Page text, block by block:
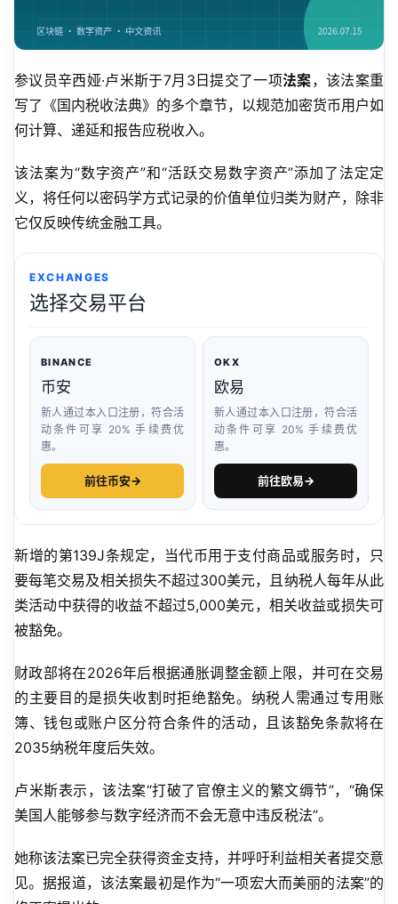
参议员辛西娅·卢米斯于7月3日提交了一项法案，该法案重
写了《国内税收法典》的多个章节，以规范加密货币用户如
何计算、递延和报告应税收入。
该法案为“数字资产”和“活跃交易数字资产”添加了法定定
义，将任何以密码学方式记录的价值单位归类为财产，除非
它仅反映传统金融工具。
EXCHANGES
选择交易平台
BINANCE
币安
新人通过本入口注册，符合活
动条件可享 20% 手续费优
惠。
前往币安→
OKX
欧易
新人通过本入口注册，符合活
动条件可享 20% 手续费优
惠。
前往欧易→
新增的第139J条规定，当代币用于支付商品或服务时，只
要每笔交易及相关损失不超过300美元，且纳税人每年从此
类活动中获得的收益不超过5,000美元，相关收益或损失可
被豁免。
财政部将在2026年后根据通胀调整金额上限，并可在交易
的主要目的是损失收割时拒绝豁免。纳税人需通过专用账
簿、钱包或账户区分符合条件的活动，且该豁免条款将在
2035纳税年度后失效。
卢米斯表示，该法案“打破了官僚主义的繁文缛节”，“确保
美国人能够参与数字经济而不会无意中违反税法”。
她称该法案已完全获得资金支持，并呼吁利益相关者提交意
见。据报道，该法案最初是作为“一项宏大而美丽的法案”的